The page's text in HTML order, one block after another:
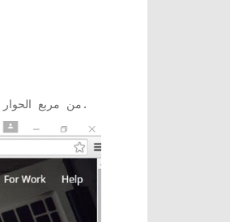
من مربع الحوار ، انقر فوق المجلد الذي تم إنشاؤه مسبقًا كمجلد مستهدف وقم بتسمية الإشارة المرجعية. انقر فوق حفظ لحفظ جميع الإشارات المرجعية.